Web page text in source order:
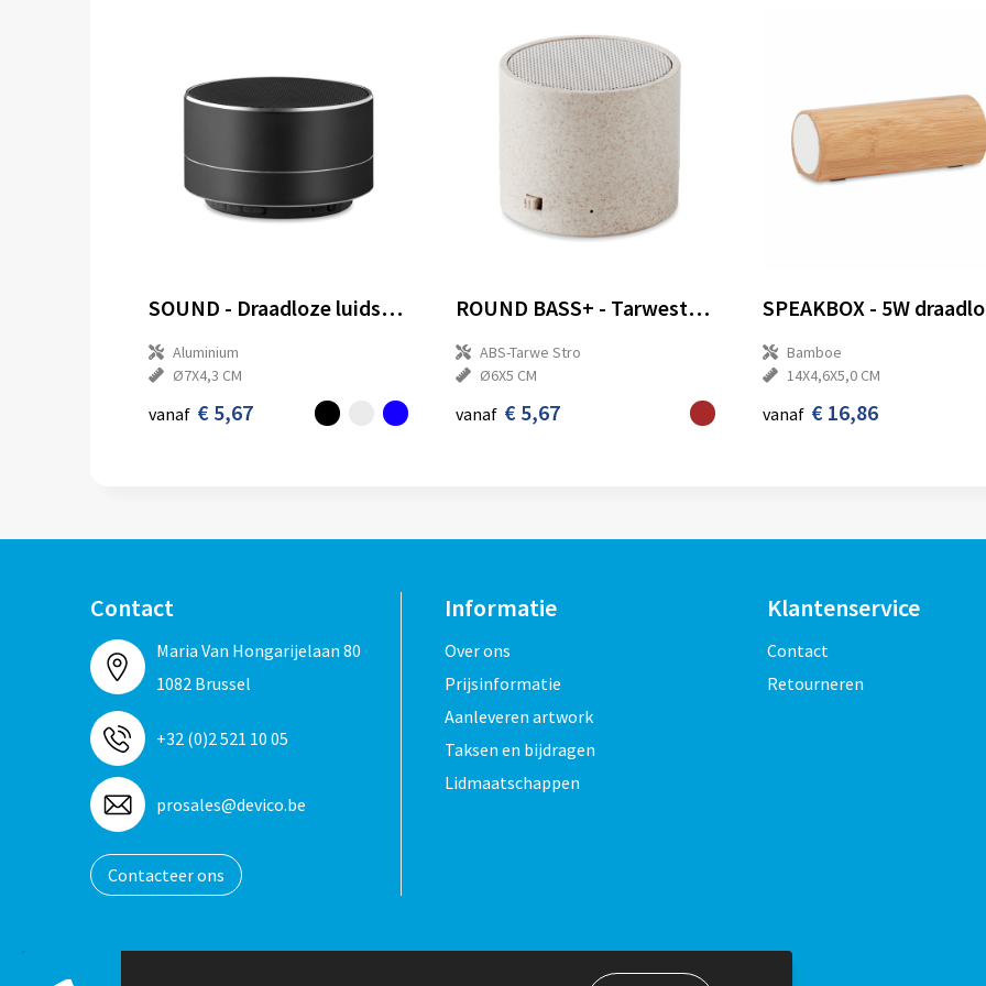
SOUND - Draadloze luidspreker
Aluminium
Ø7X4,3 CM
vanaf € 5,67
ROUND BASS+ - Tarwestro draadloze speaker
ABS-Tarwe Stro
Ø6X5 CM
vanaf € 5,67
Bamboe
14X4,6X5,0 CM
vanaf € 16,86
Contact
Maria Van Hongarijelaan 80
1082 Brussel
+32 (0)2 521 10 05
prosales@devico.be
Contacteer ons
Informatie
Over ons
Prijsinformatie
Aanleveren artwork
Taksen en bijdragen
Lidmaatschappen
Klantenservice
Contact
Retourneren